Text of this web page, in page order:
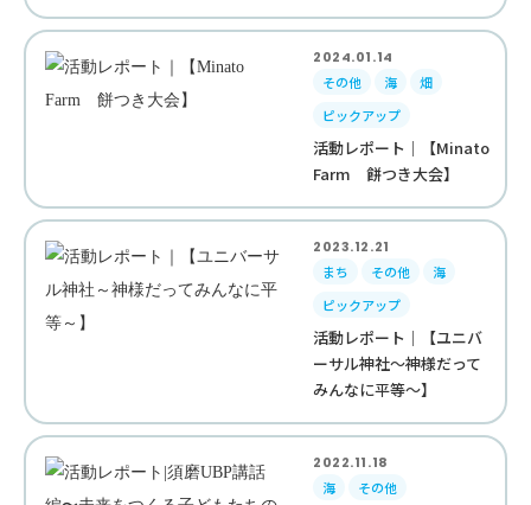
2024.01.14
その他
海
畑
ピックアップ
活動レポート｜【Minato
Farm 餅つき大会】
2023.12.21
まち
その他
海
ピックアップ
活動レポート｜【ユニバ
ーサル神社～神様だって
みんなに平等～】
2022.11.18
海
その他